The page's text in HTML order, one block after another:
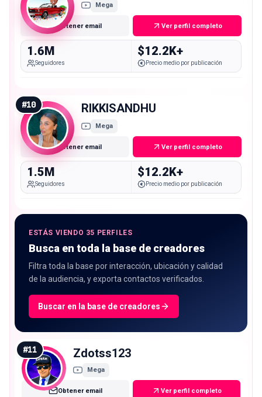
Mega
Obtener email Ver perfil completo
1.6M
Seguidores
$12.2K+
Precio medio por publicación
#10 RIKKISANDHU
Mega
Obtener email Ver perfil completo
1.5M
Seguidores
$12.2K+
Precio medio por publicación
ESTÁS VIENDO 35 PERFILES
Busca en toda la base de creadores
Filtra toda la base por interacción, ubicación y calidad
de la audiencia, y exporta contactos verificados.
Buscar en la base de creadores
#11 Zdotss123
Mega
Obtener email Ver perfil completo